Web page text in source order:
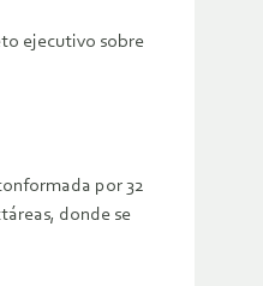
ejecutivo sobre
por 32
donde se